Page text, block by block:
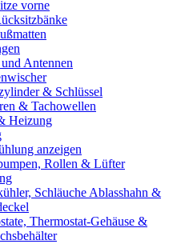
vorne
Antennen
& Schlüssel
& Tachowellen
Heizung
anzeigen
Rollen & Lüfter
Schläuche Ablasshahn &
Thermostat-Gehäuse &